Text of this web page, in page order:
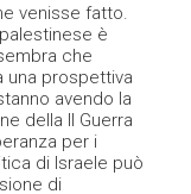
venisse fatto.
è
che
una prospettiva
avendo la
della II Guerra
per i
di Israele può
di